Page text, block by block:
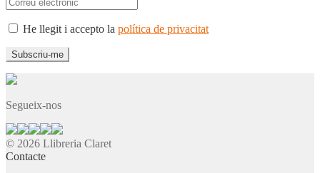
He llegit i accepto la política de privacitat
Segueix-nos
© 2026 Llibreria Claret
Contacte